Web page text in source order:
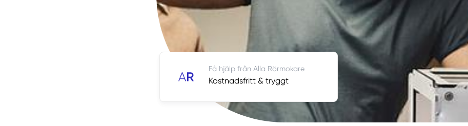
Få hjälp från Alla Rörmokare
Kostnadsfritt & tryggt